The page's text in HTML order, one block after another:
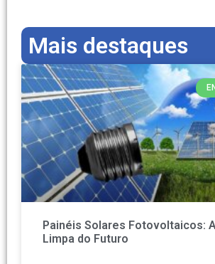
Mais destaques
Painéis Solares Fotovoltaicos:
Limpa do Futuro